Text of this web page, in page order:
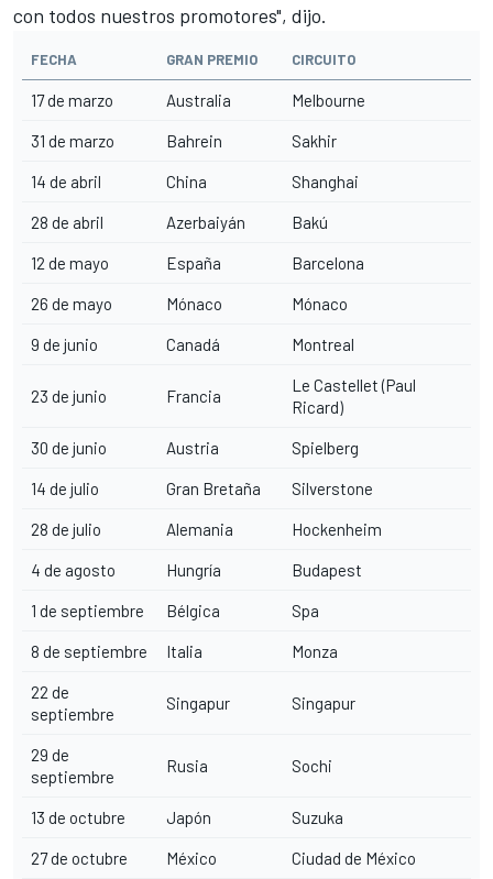
con todos nuestros promotores", dijo.
FECHA GRAN PREMIO CIRCUITO
17 de marzo Australia Melbourne
31 de marzo Bahrein Sakhir
14 de abril China Shanghai
28 de abril Azerbaiyán Bakú
12 de mayo España Barcelona
26 de mayo Mónaco Mónaco
9 de junio Canadá Montreal
23 de junio Francia
Le Castellet (Paul
Ricard)
30 de junio Austria Spielberg
14 de julio Gran Bretaña Silverstone
28 de julio Alemania Hockenheim
4 de agosto Hungría Budapest
1 de septiembre Bélgica Spa
8 de septiembre Italia Monza
22 de
septiembre
Singapur Singapur
29 de
septiembre
Rusia Sochi
13 de octubre Japón Suzuka
27 de octubre México Ciudad de México